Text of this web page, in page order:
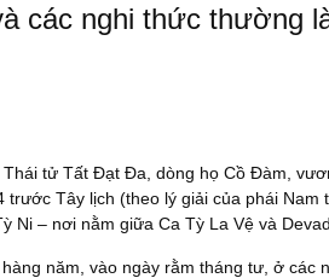
các nghi thức thường
tử Tất Đạt Đa, dòng họ Cồ Đàm,
Tây lịch (theo lý giải của phái Nam
Ni – nơi nằm giữa Ca Tỳ La Vệ và
năm, vào ngày rằm tháng tư, ở các